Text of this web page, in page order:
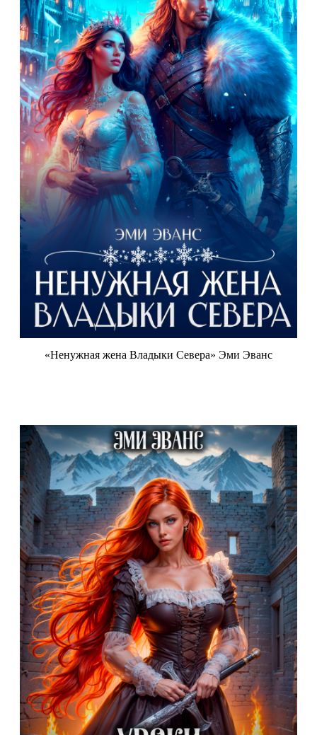
«Ненужная жена Владыки Севера» Эми Эванс